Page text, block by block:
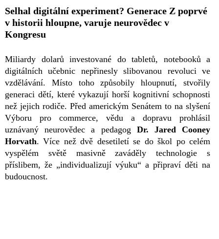
Selhal digitální experiment? Generace Z poprvé
v historii hloupne, varuje neurovědec v
Kongresu
Miliardy dolarů investované do tabletů, notebooků a
digitálních učebnic nepřinesly slibovanou revoluci ve
vzdělávání. Místo toho způsobily hloupnutí, stvořily
generaci dětí, které vykazují horší kognitivní schopnosti
než jejich rodiče. Před americkým Senátem to na slyšení
Výboru pro commerce, vědu a dopravu prohlásil
uznávaný neurovědec a pedagog Dr. Jared Cooney
Horvath. Více než dvě desetiletí se do škol po celém
vyspělém světě masivně zaváděly technologie s
příslibem, že „individualizují výuku“ a připraví děti na
budoucnost.